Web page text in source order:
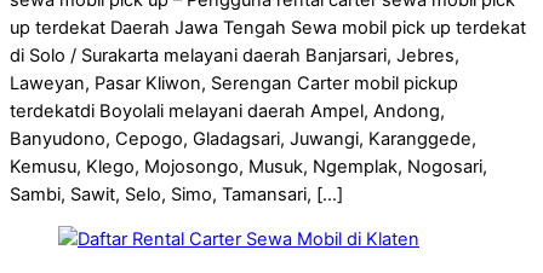
up terdekat Daerah Jawa Tengah Sewa mobil pick up terdekat
di Solo / Surakarta melayani daerah Banjarsari, Jebres,
Laweyan, Pasar Kliwon, Serengan Carter mobil pickup
terdekatdi Boyolali melayani daerah Ampel, Andong,
Banyudono, Cepogo, Gladagsari, Juwangi, Karanggede,
Kemusu, Klego, Mojosongo, Musuk, Ngemplak, Nogosari,
Sambi, Sawit, Selo, Simo, Tamansari, […]